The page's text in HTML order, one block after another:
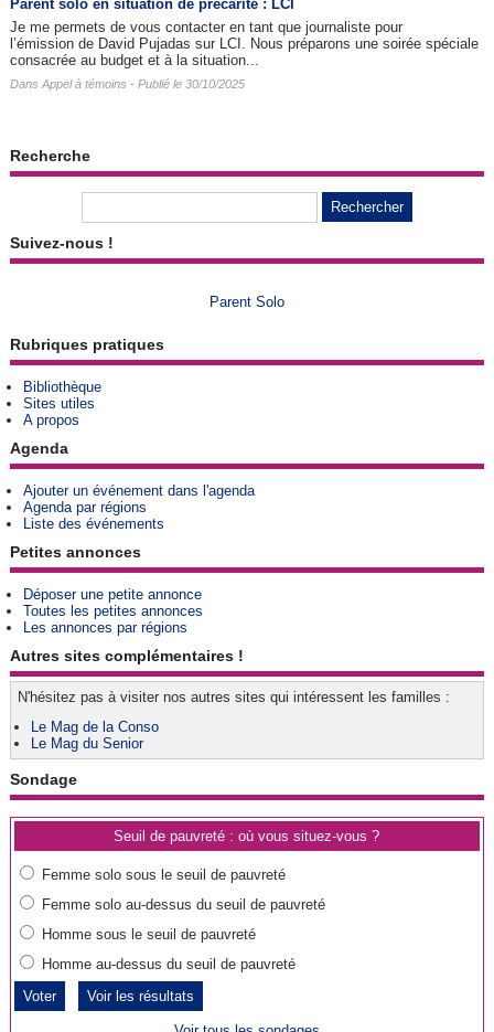
Parent solo en situation de précarité : LCI
Je me permets de vous contacter en tant que journaliste pour
l’émission de David Pujadas sur LCI. Nous préparons une soirée spéciale
consacrée au budget et à la situation...
Dans Appel à témoins - Publié le 30/10/2025
Recherche
Suivez-nous !
Parent Solo
Rubriques pratiques
Bibliothèque
Sites utiles
A propos
Agenda
Ajouter un événement dans l'agenda
Agenda par régions
Liste des événements
Petites annonces
Déposer une petite annonce
Toutes les petites annonces
Les annonces par régions
Autres sites complémentaires !
N'hésitez pas à visiter nos autres sites qui intéressent les familles :
Le Mag de la Conso
Le Mag du Senior
Sondage
Seuil de pauvreté : où vous situez-vous ?
Femme solo sous le seuil de pauvreté
Femme solo au-dessus du seuil de pauvreté
Homme sous le seuil de pauvreté
Homme au-dessus du seuil de pauvreté
Voir les résultats